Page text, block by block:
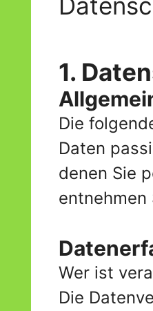
1.
Die
Daten
denen Sie
Wer ist
Die